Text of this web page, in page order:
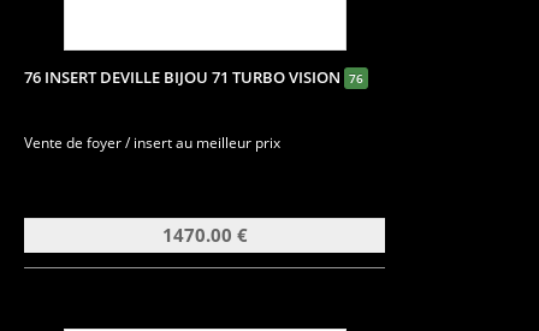
76 INSERT DEVILLE BIJOU 71 TURBO VISION 76
Vente de foyer / insert au meilleur prix
1470.00 €